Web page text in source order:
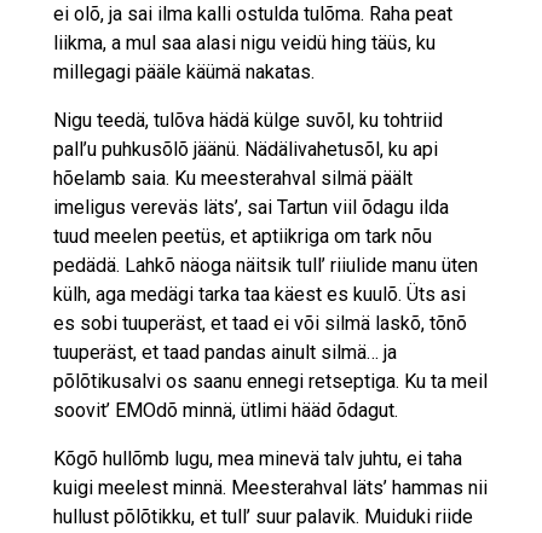
ei olõ, ja sai ilma kalli ostulda tulõma. Raha peat
liikma, a mul saa alasi nigu veidü hing täüs, ku
millegagi pääle käümä nakatas.
Nigu teedä, tulõva hädä külge suvõl, ku tohtriid
pall’u puhkusõlõ jäänü. Nädälivahetusõl, ku api
hõelamb saia. Ku meesterahval silmä päält
imeligus vereväs läts’, sai Tartun viil õdagu ilda
tuud meelen peetüs, et aptiikriga om tark nõu
pedädä. Lahkõ näoga näitsik tull’ riiulide manu üten
külh, aga medägi tarka taa käest es kuulõ. Üts asi
es sobi tuuperäst, et taad ei või silmä laskõ, tõnõ
tuuperäst, et taad pandas ainult silmä… ja
põlõtikusalvi os saanu ennegi retseptiga. Ku ta meil
soovit’ EMOdõ minnä, ütlimi hääd õdagut.
Kõgõ hullõmb lugu, mea minevä talv juhtu, ei taha
kuigi meelest minnä. Meesterahval läts’ hammas nii
hullust põlõtikku, et tull’ suur palavik. Muiduki riide